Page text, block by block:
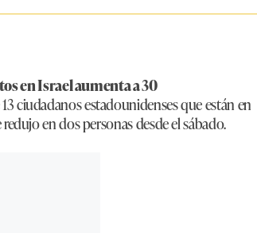
en Israel aumenta a 30
ciudadanos estadounidenses que están en
en dos personas desde el sábado.